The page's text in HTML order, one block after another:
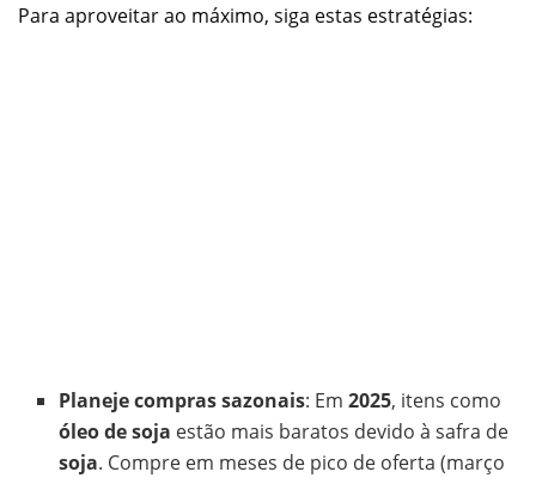
Para aproveitar ao máximo, siga estas estratégias:
Planeje compras sazonais: Em2025, itens como
óleo de soja estão mais baratos devido à safra de
soja. Compre em meses de pico de oferta (março